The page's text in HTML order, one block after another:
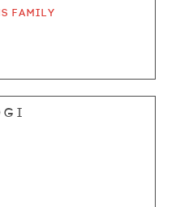
Family